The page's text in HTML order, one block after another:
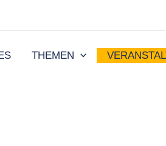
THEMEN